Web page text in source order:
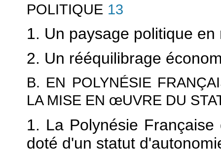
POLITIQUE 13
1. Un paysage politique
2. Un rééquilibrage
B. EN POLYNÉSIE
LA MISE EN œUVRE DU
1. La Polynésie
doté d'un statut